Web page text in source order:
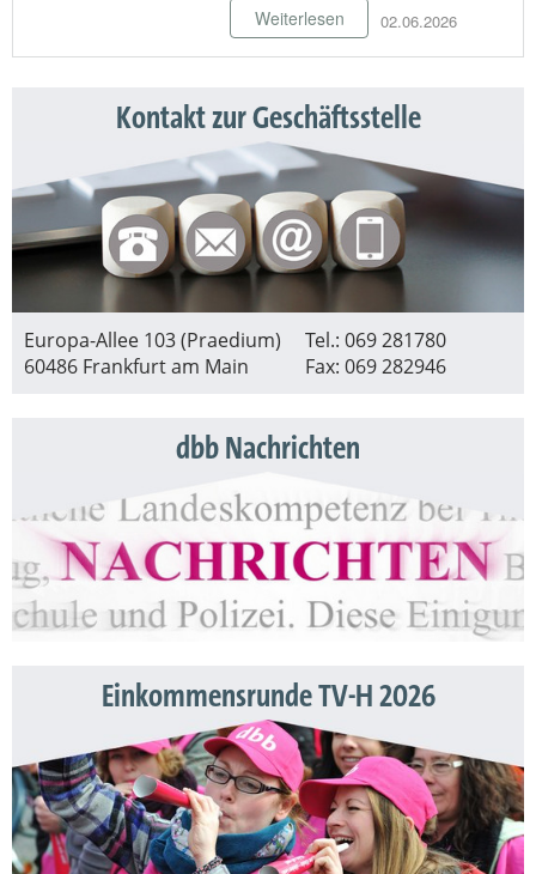
02.06.2026
Weiterlesen
Kontakt zur Geschäftsstelle
Europa-Allee 103 (Praedium)
60486 Frankfurt am Main
Tel.: 069 281780
Fax: 069 282946
dbb Nachrichten
Einkommensrunde TV-H 2026